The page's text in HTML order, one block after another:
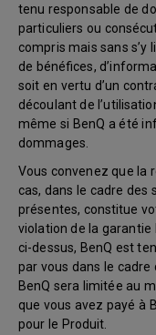
tenu responsable de
particuliers ou
compris mais sans s’y
de bénéfices,
soit en vertu d’un
découlant de
même si BenQ a été
dommages.
Vous convenez que la
cas, dans le cadre des
présentes, constitue
violation de la garantie
ci-dessus, BenQ est
par vous dans le
BenQ sera limitée au
que vous avez payé à
pour le Produit.